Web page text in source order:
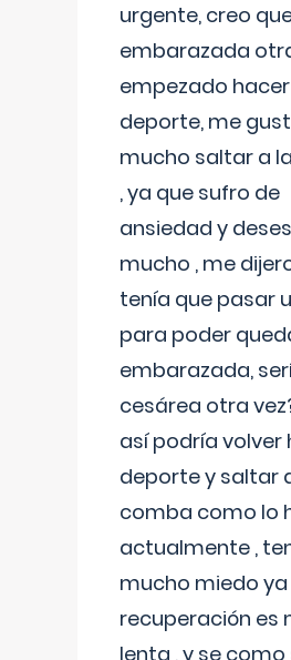
urgente, creo
embarazada
empezado hacer
deporte, me
mucho saltar a
, ya que sufro de
ansiedad y
mucho , me
tenía que pasar
para poder
embarazada,
cesárea otra
así podría volver
deporte y saltar
comba como lo
actualmente ,
mucho miedo ya
recuperación es
lenta , y se como